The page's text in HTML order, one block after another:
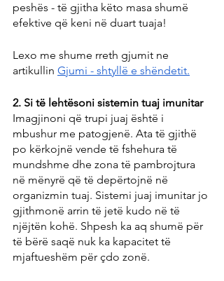
peshës - të gjitha këto masa shumë
efektive që keni në duart tuaja!
Lexo me shume rreth gjumit ne
artikullin Gjumi - shtyllë e shëndetit.
2. Si të lehtësoni sistemin tuaj imunitar
Imagjinoni që trupi juaj është i
mbushur me patogjenë. Ata të gjithë
po kërkojnë vende të fshehura të
mundshme dhe zona të pambrojtura
në mënyrë që të depërtojnë në
organizmin tuaj. Sistemi juaj imunitar jo
gjithmonë arrin të jetë kudo në të
njëjtën kohë. Shpesh ka aq shumë për
të bërë saqë nuk ka kapacitet të
mjaftueshëm për çdo zonë.